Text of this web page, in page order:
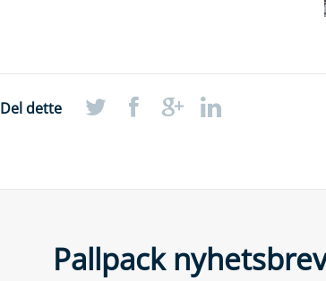
Del dette
Pallpack nyhetsbrev